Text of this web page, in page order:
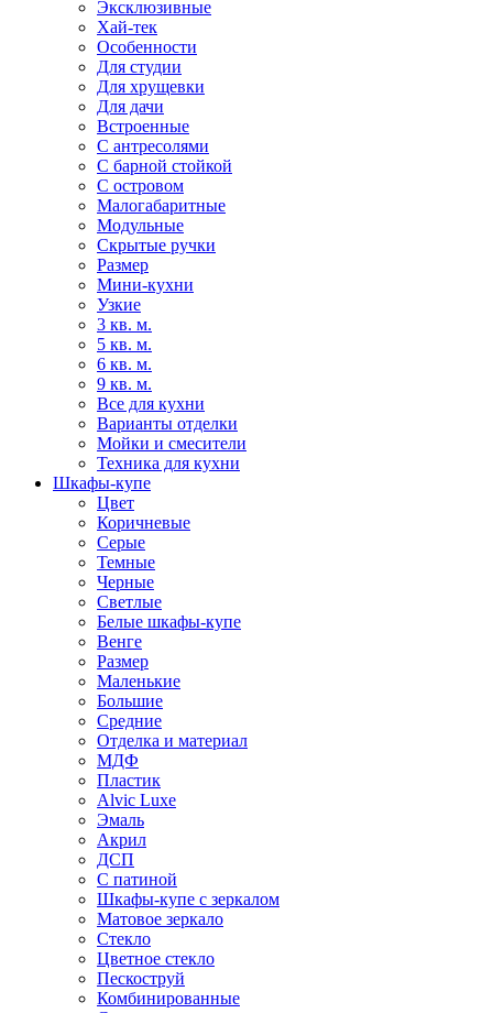
Эксклюзивные
Хай-тек
Особенности
Для студии
Для хрущевки
Для дачи
Встроенные
С антресолями
С барной стойкой
С островом
Малогабаритные
Модульные
Скрытые ручки
Размер
Мини-кухни
Узкие
3 кв. м.
5 кв. м.
6 кв. м.
9 кв. м.
Все для кухни
Варианты отделки
Мойки и смесители
Техника для кухни
Шкафы-купе
Цвет
Коричневые
Серые
Темные
Черные
Светлые
Белые шкафы-купе
Венге
Размер
Маленькие
Большие
Средние
Отделка и материал
МДФ
Пластик
Alvic Luxe
Эмаль
Акрил
ДСП
С патиной
Шкафы-купе с зеркалом
Матовое зеркало
Стекло
Цветное стекло
Пескоструй
Комбинированные